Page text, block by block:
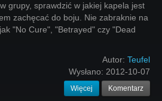
grupy, sprawdzić w jakiej kapela jest
zachęcać do boju. Nie zabraknie na
"No Cure", "Betrayed" czy "Dead
Autor: Teufel
Wysłano: 2012-10-07
Więcej Komentarz